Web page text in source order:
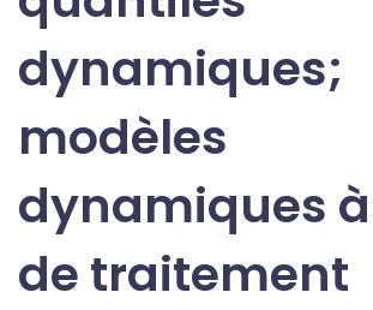
dynamiques;
modèles
dynamiques
de traitement